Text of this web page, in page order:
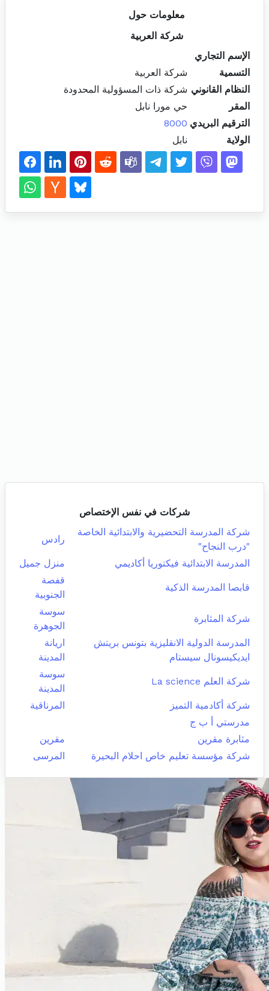
معلومات حول
شركة العربية
الإسم التجاري
التسمية
شركة العربية
النظام القانوني شركة ذات المسؤولية المحدودة
المقر
حي مورا نابل
الترقيم البريدي 8000
الولاية
نابل
شركات في نفس الإختصاص
شركة المدرسة التحضيرية والابتدائية الخاصة
"درب النجاح"
رادس
المدرسة الابتدائية فيكتوريا أكاديمي منزل جميل
قابصا المدرسة الذكية
قفصة
الجنوبية
شركة المثابرة
سوسة
الجوهرة
المدرسة الدولية الانقليزية بتونس بريتش
ايديكيسونال سيستام
اريانة
المدينة
شركة العلم La science
سوسة
المدينة
شركة أكادمية التميز
المرناقية
مدرستي أ ب ج
مثابرة مقرين
مقرين
شركة مؤسسة تعليم خاص احلام البحيرة
المرسى